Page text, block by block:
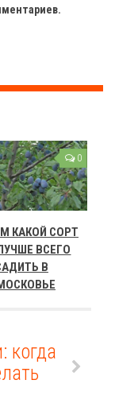
0
КАКОЙ СОРТ
ВСЕГО
В
когда